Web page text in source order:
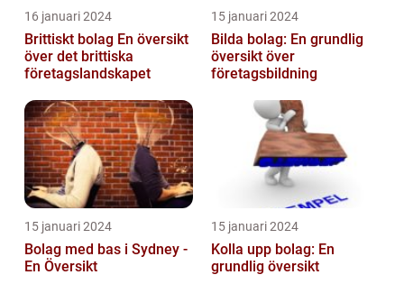
16 januari 2024
Brittiskt bolag En översikt
över det brittiska
företagslandskapet
15 januari 2024
Bilda bolag: En grundlig
översikt över
företagsbildning
15 januari 2024
Bolag med bas i Sydney -
En Översikt
15 januari 2024
Kolla upp bolag: En
grundlig översikt